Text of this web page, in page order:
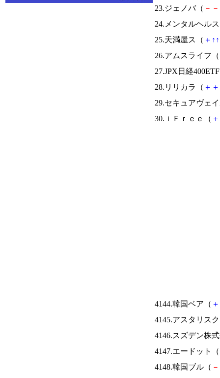
23.ジェノバ（ － －
24.メンタルヘル
25.天満屋ス（ ＋ ↑ ↑
26.アムスライフ（
27.JPX日経
28.リリカラ（ ＋ ＋
29.セキュアヴェ
30.ｉＦｒｅｅ（ ＋
4144.韓国ベア（ ＋
4145.アスタリス
4146.スズデン株
4147.エードット（
4148.韓国ブル（ －